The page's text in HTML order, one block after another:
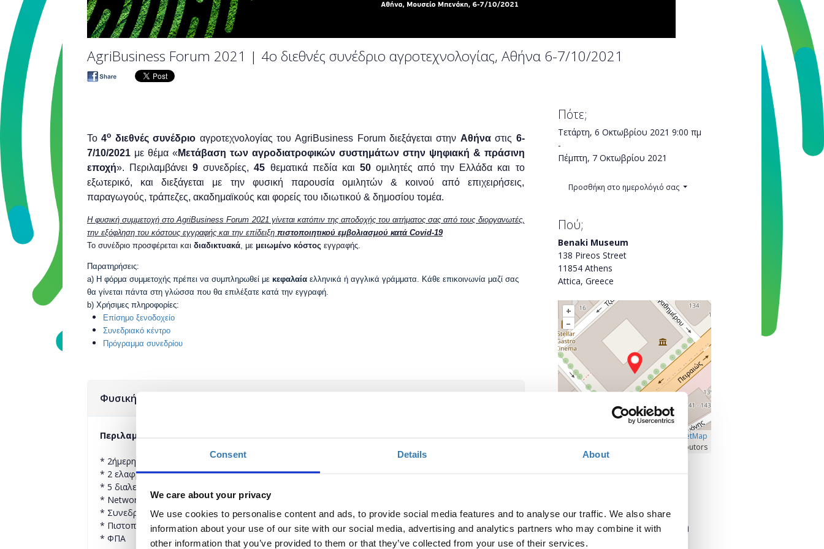
Consent Details About
We care about your privacy
We use cookies to personalise content and ads, to provide social media features and to analyse our traffic. We also share
information about your use of our site with our social media, advertising and analytics partners who may combine it with
other information that you’ve provided to them or that they’ve collected from your use of their services.
AgriBusiness Forum 2021 | 4o διεθνές συνέδριο αγροτεχνολογίας, Αθήνα 6-7/10/2021
Το4ο διεθνές συνέδριο αγροτεχνολογίας τουAgriBusiness Forumδιεξάγεται στην Αθήναστις 6-
7/10/2021 με θέμα « Μετάβαση των αγροδιατροφικών συστημάτων στην ψηφιακή & πράσινη
εποχή». Περιλαμβάνει9συνεδρίες,45 θεματικά πεδία και 50 ομιλητές από την Ελλάδα και το
εξωτερικό, και διεξάγεται με την φυσική παρουσία ομιλητών & κοινού από επιχειρήσεις,
παραγωγούς, τράπεζες, ακαδημαϊκούς και φορείς του ιδιωτικού & δημοσίου τομέα.
Η φυσική συμμετοχή στοAgriBusiness Forum 2021 γίνεται κατόπιν της αποδοχής του αιτήματος σας από τους διοργανωτές,
την εξόφληση του κόστους εγγραφής και την επίδειξη πιστοποιητικού εμβολιασμού κατά Covid-19
Το συνέδριο προσφέρεται και διαδικτυακά, με μειωμένο κόστος εγγραφής.
Παρατηρήσεις:
a) Η φόρμα συμμετοχής πρέπει να συμπληρωθεί με κεφαλαία ελληνικά ή αγγλικά γράμματα. Κάθε επικοινωνία μαζί σας
θα γίνεται πάντα στη γλώσσα που θα επιλέξατε κατά την εγγραφή.
b) Χρήσιμες πληροφορίες:
Επίσημο ξενοδοχείο
Συνεδριακό κέντρο
Πρόγραμμα συνεδρίου
Φυσική συμμετοχή
Περιλαμβανόμενα
* 2ήμερη παρακολούθηση του συνεδρίου
* 2 ελαφρά μεσημεριανά γεύματα
* 5 διαλείμματα καφέ
* Networking reception στις 6/10/2021
* Συνεδριακό υλικό
* Πιστοποιητικό παρακολούθησης
* ΦΠΑ
Πότε;
Τετάρτη, 6 Οκτωβρίου 2021 9:00 πμ
-
Πέμπτη, 7 Οκτωβρίου 2021
Προσθήκη στο ημερολόγιό σας
Πού;
Benaki Museum
138 Pireos Street
11854 Athens
Attica, Greece
+
–
Â©OpenLayers|OpenStreetMap
contributors
Επικοινωνήστε με τον διοργανωτή